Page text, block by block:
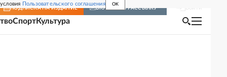
Пользовательского соглашения OK
ПОДПИСКА НА ИЗДАНИЕ ВКЛЮЧИТЬ РАССЫЛКУ
СпортКультура